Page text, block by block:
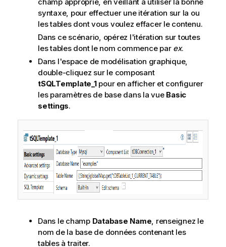
syntaxe, pour effectuer une itération sur la ou
les tables dont vous voulez effacer le contenu.
Dans ce scénario, opérez l'itération sur toutes
les tables dont le nom commence par ex.
Dans l'espace de modélisation graphique,
double-cliquez sur le composant
tSQLTemplate_1pour en afficher et configurer
les paramètres de base dans la vue Basic
settings.
Dans le champ Database Name, renseignez le
nom de la base de données contenant les
tables à traiter.